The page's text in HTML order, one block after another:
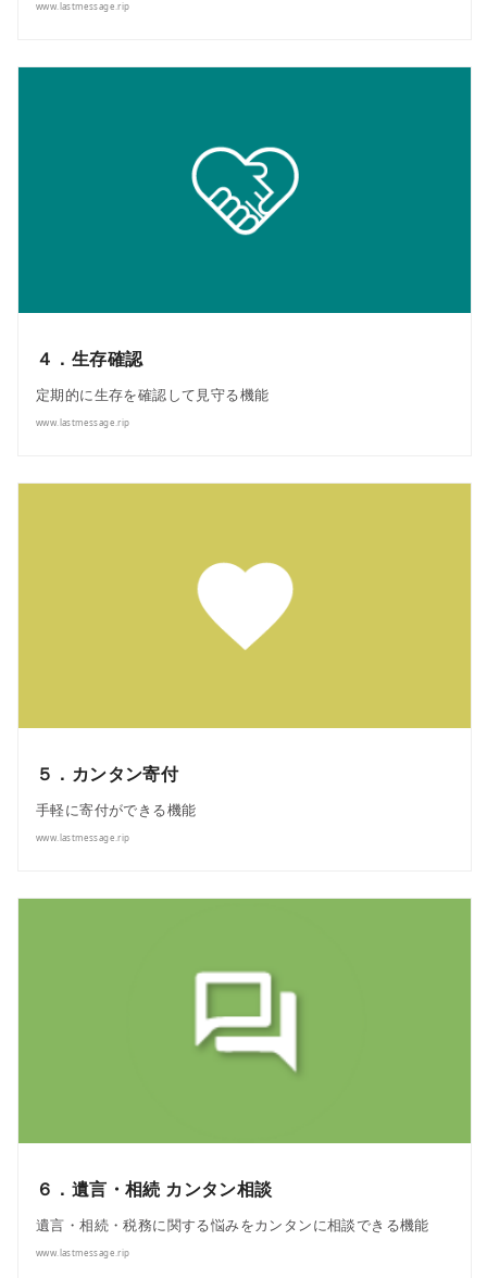
www.lastmessage.rip
４．生存確認
定期的に生存を確認して見守る機能
www.lastmessage.rip
５．カンタン寄付
手軽に寄付ができる機能
www.lastmessage.rip
６．遺言・相続 カンタン相談
遺言・相続・税務に関する悩みをカンタンに相談できる機能
www.lastmessage.rip